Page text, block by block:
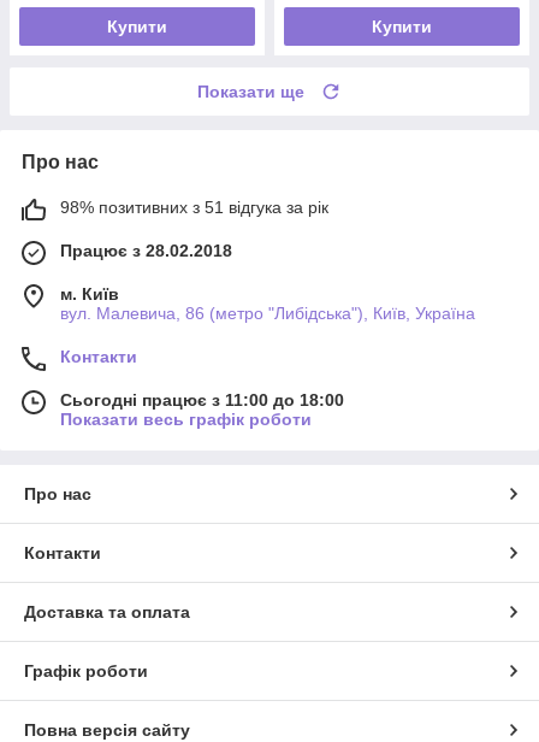
Купити Купити
Показати ще
Про нас
98% позитивних з 51 відгука за рік
Працює з 28.02.2018
м. Київ
вул. Малевича, 86 (метро "Либідська"), Київ, Україна
Контакти
Сьогодні працює з 11:00 до 18:00
Показати весь графік роботи
Про нас
Контакти
Доставка та оплата
Графік роботи
Повна версія сайту